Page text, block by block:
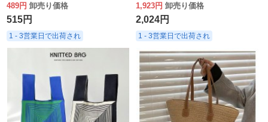
489円 卸売り価格
515円
1 - 3営業日で出荷され
1,923円 卸売り価格
2,024円
1 - 3営業日で出荷され